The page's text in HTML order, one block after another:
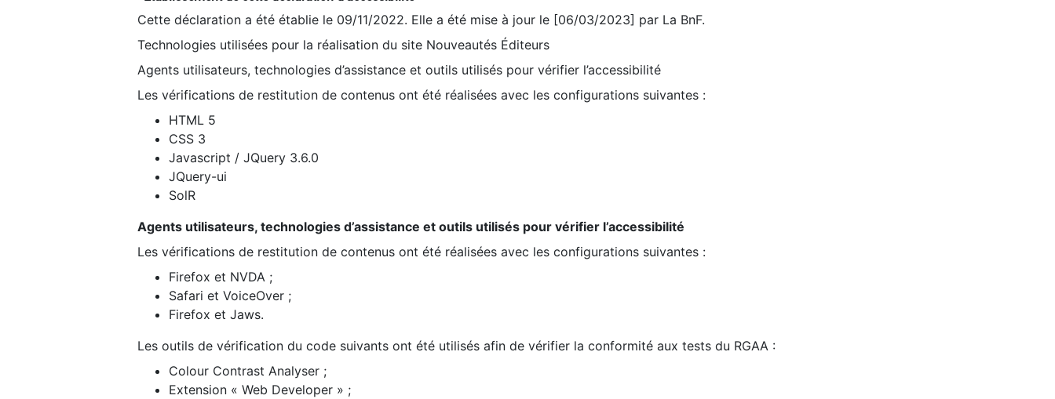
Cette déclaration a été établie le 09/11/2022. Elle a été mise à jour le [06/03/2023] par La BnF.
Technologies utilisées pour la réalisation du site Nouveautés Éditeurs
Agents utilisateurs, technologies d’assistance et outils utilisés pour vérifier l’accessibilité
Les vérifications de restitution de contenus ont été réalisées avec les configurations suivantes :
HTML 5
CSS 3
Javascript / JQuery 3.6.0
JQuery-ui
SolR
Agents utilisateurs, technologies d’assistance et outils utilisés pour vérifier l’accessibilité
Les vérifications de restitution de contenus ont été réalisées avec les configurations suivantes :
Firefox et NVDA ;
Safari et VoiceOver ;
Firefox et Jaws.
Les outils de vérification du code suivants ont été utilisés afin de vérifier la conformité aux tests du RGAA :
Colour Contrast Analyser ;
Extension « Web Developer » ;